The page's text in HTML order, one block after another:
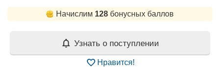
Начислим 128 бонусных баллов
Узнать о поступлении
Нравится!